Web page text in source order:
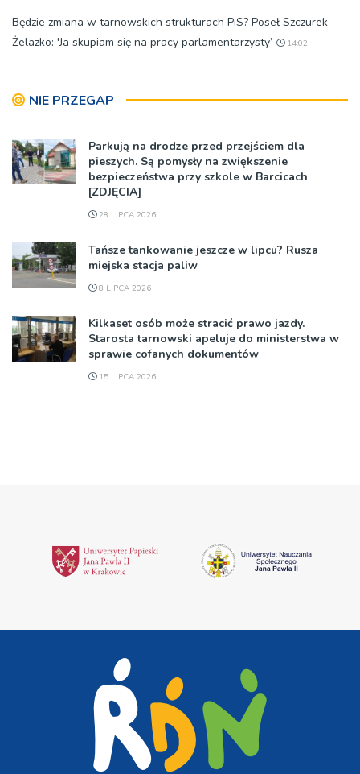
Będzie zmiana w tarnowskich strukturach PiS? Poseł Szczurek-
Żelazko: 'Ja skupiam się na pracy parlamentarzysty’
14:02
NIE PRZEGAP
Parkują na drodze przed przejściem dla
pieszych. Są pomysły na zwiększenie
bezpieczeństwa przy szkole w Barcicach
[ZDJĘCIA]
28 LIPCA 2026
Tańsze tankowanie jeszcze w lipcu? Rusza
miejska stacja paliw
8 LIPCA 2026
Kilkaset osób może stracić prawo jazdy.
Starosta tarnowski apeluje do ministerstwa w
sprawie cofanych dokumentów
15 LIPCA 2026